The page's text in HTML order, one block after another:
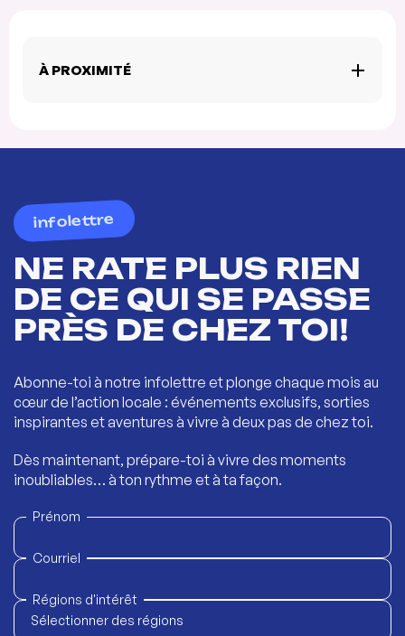
À PROXIMITÉ
infolettre
NE RATE PLUS RIEN
DE CE QUI SE PASSE
PRÈS DE CHEZ TOI!
Abonne-toi à notre infolettre et plonge chaque mois au
cœur de l’action locale : événements exclusifs, sorties
inspirantes et aventures à vivre à deux pas de chez toi.
Dès maintenant, prépare-toi à vivre des moments
inoubliables… à ton rythme et à ta façon.
Prénom
Courriel
Régions d'intérêt
Sélectionner des régions